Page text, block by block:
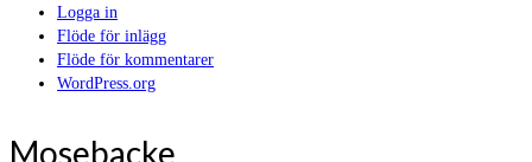
Logga in
Flöde för inlägg
Flöde för kommentarer
WordPress.org
Mosebacke